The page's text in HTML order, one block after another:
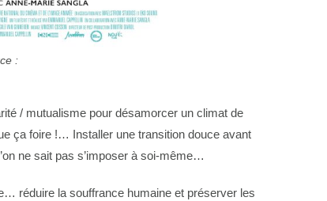
:
/ mutualisme pour désamorcer un climat de
ça foire !… Installer une transition douce avant
ne sait pas s’imposer à soi-même…
réduire la souffrance humaine et préserver les